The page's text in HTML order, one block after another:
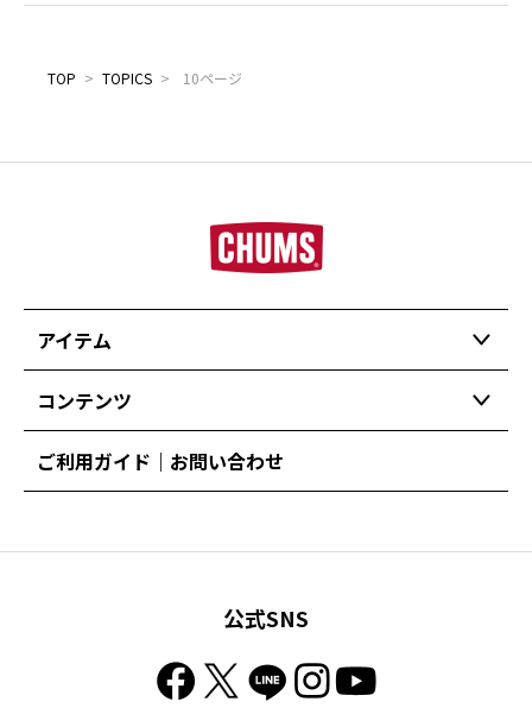
TOP > TOPICS > 10ページ
アイテム
コンテンツ
ご利用ガイド｜お問い合わせ
公式SNS